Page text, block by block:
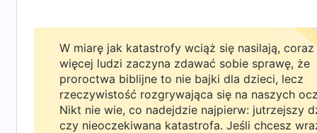
mój współpracownik, brat Wang Mingyi,
nieoczekiwane. Mingyi wcześniej był taki jak
Błyskawicy ze Wschodu. Nie przyszłoby mi
Poszłam do niego do domu i powiedziałam:
od Biblii. Jak możesz w to wierzyć?”.
W miarę jak katastrofy wciąż się nasilają, coraz
więcej ludzi zaczyna zdawać sobie sprawę, że
proroctwa biblijne to nie bajki dla dzieci, lecz
rzeczywistość rozgrywająca się na naszych
Nikt nie wie, co nadejdzie najpierw: jutrzejszy
czy nieoczekiwana katastrofa. Jeśli chcesz